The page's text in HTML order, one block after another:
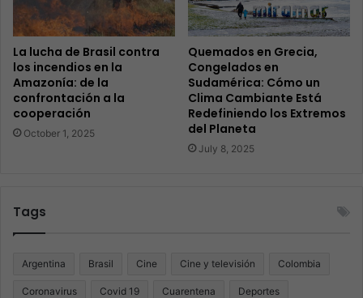
La lucha de Brasil contra
los incendios en la
Amazonía: de la
confrontación a la
cooperación
October 1, 2025
Quemados en Grecia,
Congelados en
Sudamérica: Cómo un
Clima Cambiante Está
Redefiniendo los Extremos
del Planeta
July 8, 2025
Tags
Argentina Brasil Cine Cine y televisión Colombia
Coronavirus Covid 19 Cuarentena Deportes